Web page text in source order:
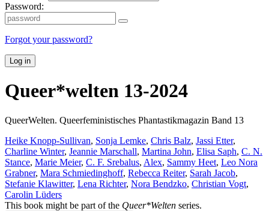
Password:
Forgot your password?
Log in
Queer*welten 13-2024
QueerWelten. Queerfeministisches Phantastikmagazin Band 13
Heike Knopp-Sullivan, Sonja Lemke, Chris Balz, Jassi Etter,
Charline Winter, Jeannie Marschall, Martina John, Elisa Saph, C. N.
Stance, Marie Meier, C. F. Srebalus, Alex, Sammy Heet, Leo Nora
Grabner, Mara Schmiedinghoff, Rebecca Reiter, Sarah Jacob,
Stefanie Klawitter, Lena Richter, Nora Bendzko, Christian Vogt,
Carolin Lüders
This book might be part of the Queer*Welten series.